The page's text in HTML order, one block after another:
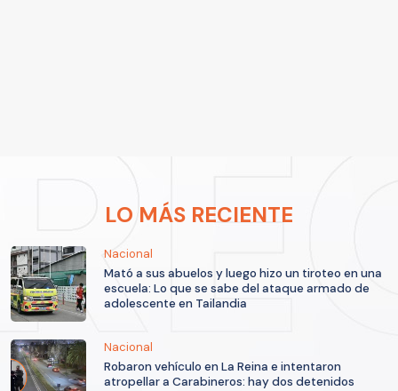
LO MÁS RECIENTE
Nacional
Mató a sus abuelos y luego hizo un tiroteo en una
escuela: Lo que se sabe del ataque armado de
adolescente en Tailandia
Nacional
Robaron vehículo en La Reina e intentaron
atropellar a Carabineros: hay dos detenidos